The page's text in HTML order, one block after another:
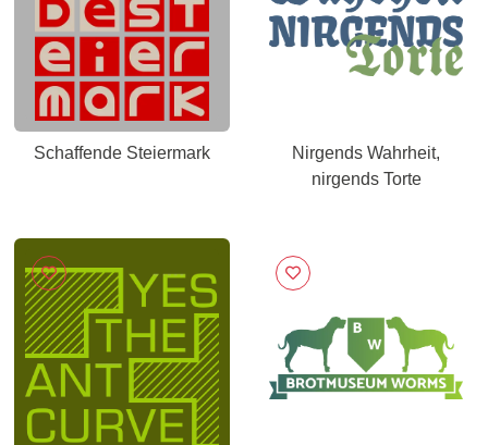
Schaffende Steiermark
Nirgends Wahrheit,
nirgends Torte